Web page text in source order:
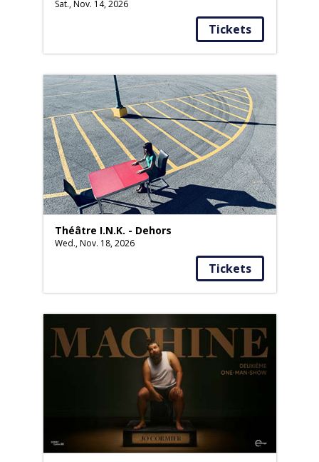
Sat., Nov. 14, 2026
Tickets
Théâtre I.N.K. - Dehors
Wed., Nov. 18, 2026
Tickets